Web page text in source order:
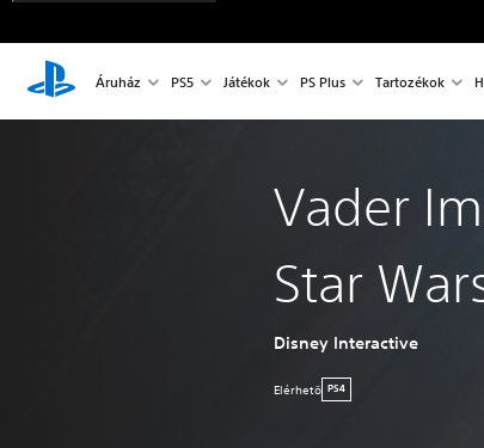
Áruház PS5 Játékok PS Plus Tartozékok
Vader
Star
Disney Interactive
Elérhetö PS4